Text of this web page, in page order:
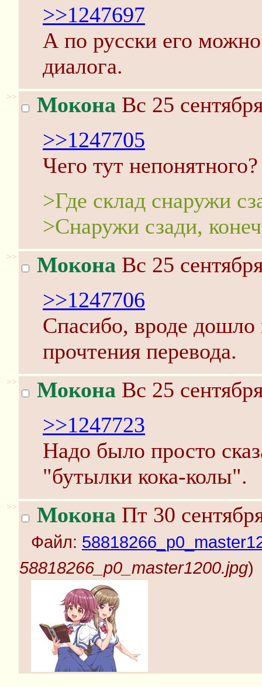
>>1247697
А по русски его
диалога.
>> Мокона Вс 25
>>1247705
Чего тут непонятного?
>Где склад снаружи
>Снаружи сзади,
>> Мокона Вс 25
>>1247706
Спасибо, вроде дошло
прочтения перевода.
>> Мокона Вс 25
>>1247723
Надо было просто
"бутылки кока-колы".
>> Мокона Пт 30
Файл:
58818266_p0_master1200.jpg)